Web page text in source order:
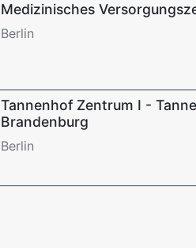
Medizinisches
Berlin
Tannenhof Zentrum I -
Brandenburg
Berlin